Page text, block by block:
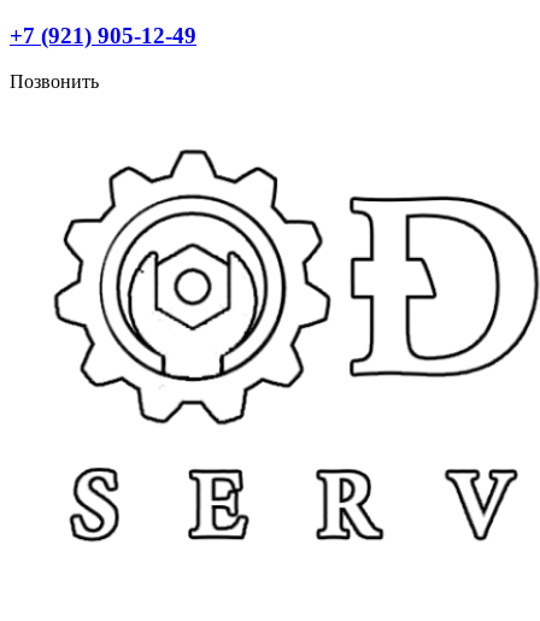
Перейти
содержимому
+7 (921) 905-12-49
Позвонить